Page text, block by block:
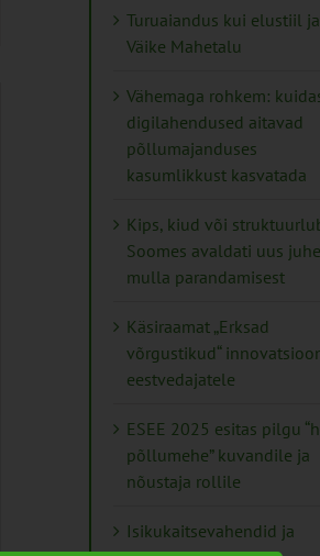
Turuaiandus kui elustiil
Väike Mahetalu
Vähemaga rohkem:
digilahendused aitavad
põllumajanduses
kasumlikkust kasvatada
Kips, kiud või
Soomes avaldati uus
mulla parandamisest
Käsiraamat „Erksad
võrgustikud“
eestvedajatele
ESEE 2025 esitas pilgu
põllumehe” kuvandile ja
nõustaja rollile
Isikukaitsevahendid ja